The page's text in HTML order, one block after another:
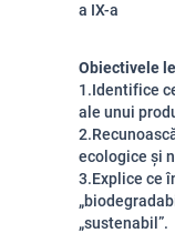
a IX-a
Obiectivele
1.Identifice
ale unui
ecologice și
3.Explice ce
„sustenabil”.